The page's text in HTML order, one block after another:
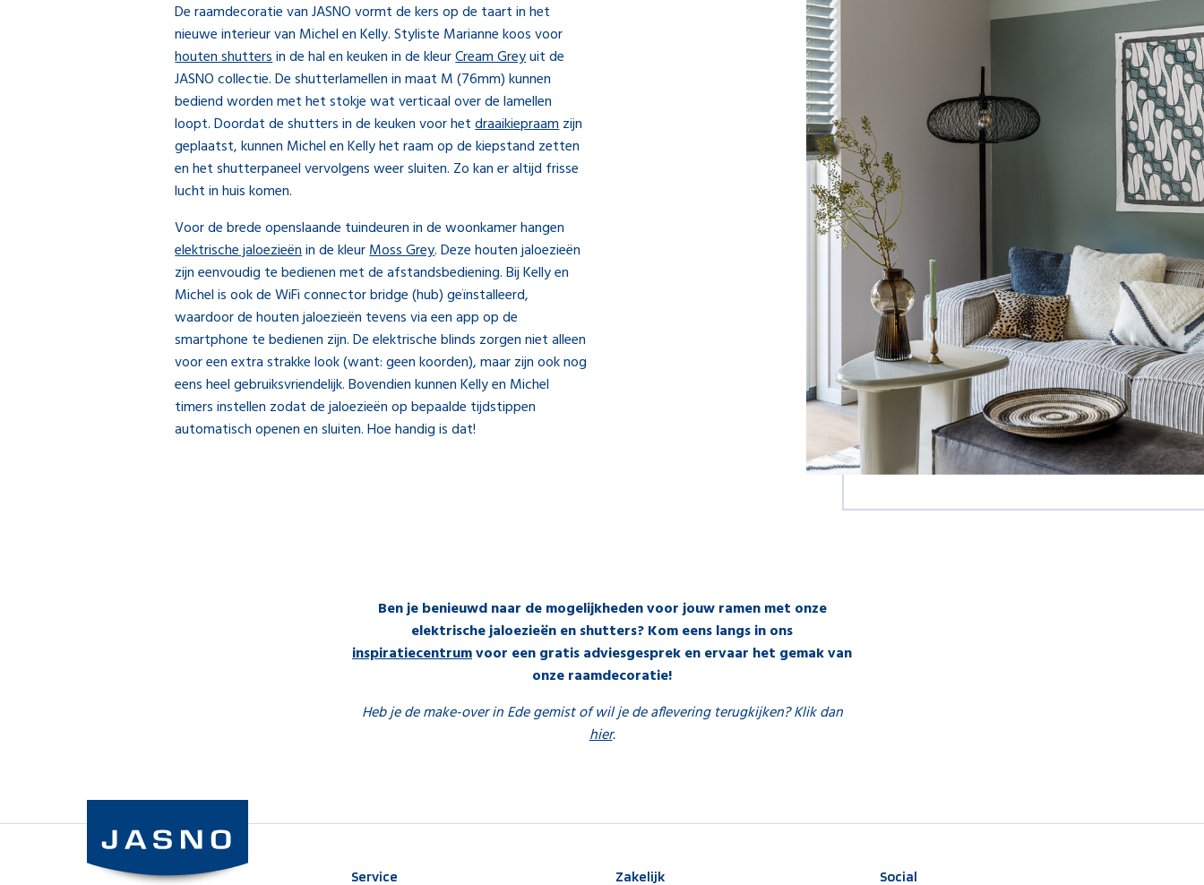
De raamdecoratie van JASNO vormt de kers op de taart in het
nieuwe interieur van Michel en Kelly. Styliste Marianne koos voor
houten shuttersin de hal en keuken in de kleurCream Greyuit de
JASNO collectie. De shutterlamellen in maat M (76mm) kunnen
bediend worden met het stokje wat verticaal over de lamellen
loopt. Doordat de shutters in de keuken voor hetdraaikiepraamzijn
geplaatst, kunnen Michel en Kelly het raam op de kiepstand zetten
en het shutterpaneel vervolgens weer sluiten. Zo kan er altijd frisse
lucht in huis komen.
Voor de brede openslaande tuindeuren in de woonkamer hangen
elektrische jaloezieënin de kleurMoss Grey. Deze houten jaloezieën
zijn eenvoudig te bedienen met de afstandsbediening. Bij Kelly en
Michel is ook de WiFi connector bridge (hub) geïnstalleerd,
waardoor de houten jaloezieën tevens via een app op de
smartphone te bedienen zijn. De elektrische blinds zorgen niet alleen
voor een extra strakke look (want: geen koorden), maar zijn ook nog
eens heel gebruiksvriendelijk. Bovendien kunnen Kelly en Michel
timers instellen zodat de jaloezieën op bepaalde tijdstippen
automatisch openen en sluiten. Hoe handig is dat!
Ben je benieuwd naar de mogelijkheden voor jouw ramen met onze
elektrische jaloezieën en shutters? Kom eens langs in ons
inspiratiecentrumvoor een gratis adviesgesprek en ervaar het gemak van
onze raamdecoratie!
Heb je de make-over in Ede gemist of wil je de aflevering terugkijken? Klik dan
hier.
Service Zakelijk Social